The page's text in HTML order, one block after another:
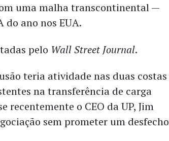
uma malha transcontinental —
ano nos EUA.
pelo Wall Street Journal.
teria atividade nas duas costas
na transferência de carga
recentemente o CEO da UP, Jim
sem prometer um desfecho